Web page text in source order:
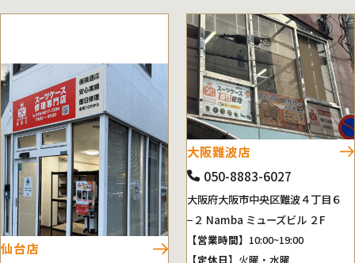
仙台店
大阪難波店
050-8883-6027
大阪府大阪市中央区難波４丁目６
−２ Namba ミューズビル ２F
【営業時間】 10:00~19:00
【定休日】 火曜・水曜